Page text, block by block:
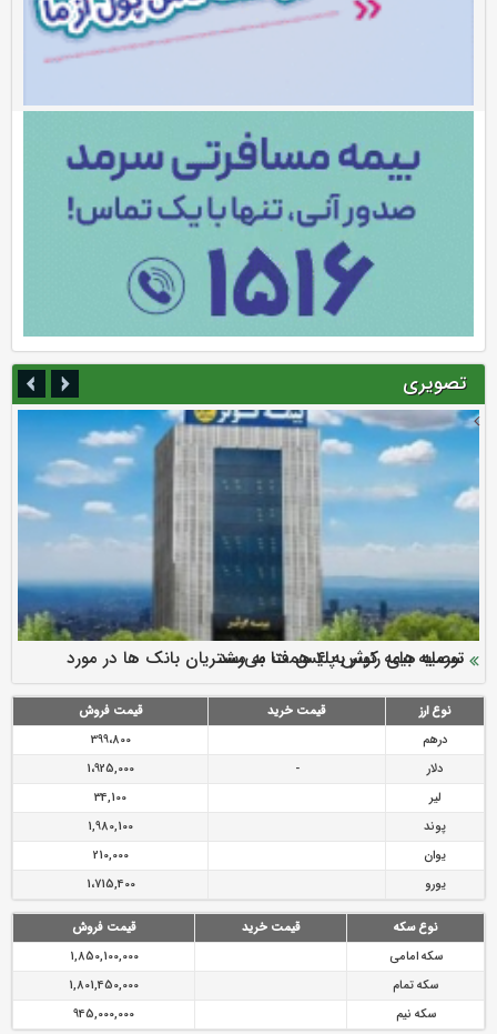
تصویری
ارزش سهام عدالت بالا رفت
سرمایه بیمه کوثر به ۴ همت می‌رسد
نود ثانیه با فولاد سنگان
تقدیر دبیرکل سندیکای بیمه گران ایران از اقدامات مدیرعامل بیمه
رازی
توصیه های رئیس پلیس فتا به مشتریان بانک ها در مورد
پیشگیری از سرقت های مجازی
نوع ارز قیمت خرید
قیمت فروش
درهم
399،800
دلار
-
1،925,000
لیر
34,100
پوند
1,980,100
یوان
210,000
یورو
1،715,400
نوع سکه قیمت خرید
قیمت فروش
سکه امامی
1,850,100,000
سکه تمام
1,801,450,000
سکه نیم
945,000,000